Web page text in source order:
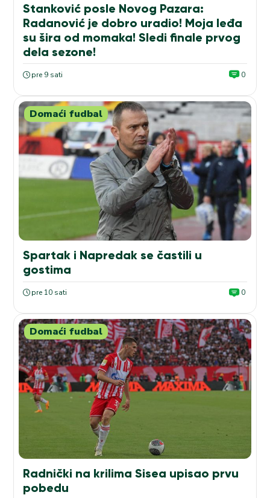
Stanković posle Novog Pazara:
Radanović je dobro uradio! Moja leđa
su šira od momaka! Sledi finale prvog
dela sezone!
pre 9 sati 0
Domaći fudbal
Spartak i Napredak se častili u
gostima
pre 10 sati 0
Domaći fudbal
Radnički na krilima Sisea upisao prvu
pobedu